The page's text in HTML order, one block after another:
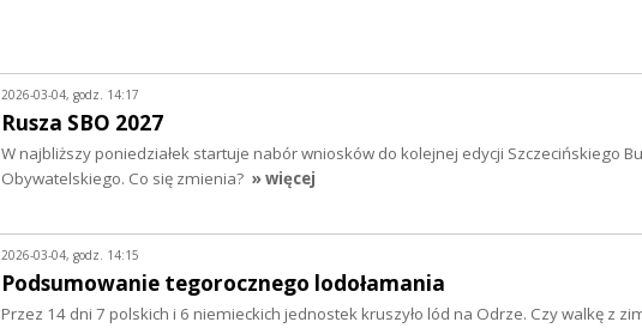
2026-03-04, godz. 14:17
Rusza SBO 2027
W najbliższy poniedziałek startuje nabór wniosków do kolejnej edycji Szczecińskiego
Obywatelskiego. Co się zmienia? » więcej
2026-03-04, godz. 14:15
Podsumowanie tegorocznego lodołamania
Przez 14 dni 7 polskich i 6 niemieckich jednostek kruszyło lód na Odrze. Czy walkę z